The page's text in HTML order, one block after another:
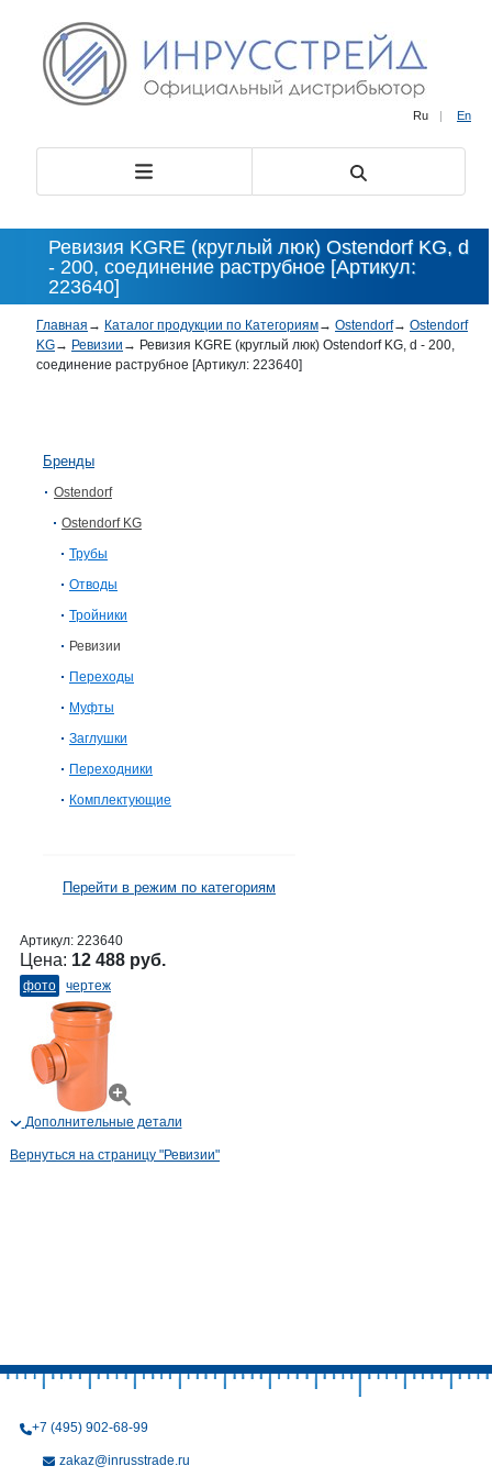
Ru | En
Ревизия KGRE (круглый люк) Ostendorf KG, d
- 200, соединение раструбное [Артикул:
223640]
Главная → Каталог продукции по Категориям→ Ostendorf→ Ostendorf
KG→ Ревизии → Ревизия KGRE (круглый люк) Ostendorf KG, d - 200,
соединение раструбное [Артикул: 223640]
Бренды
Ostendorf
Ostendorf KG
Трубы
Отводы
Тройники
Ревизии
Переходы
Муфты
Заглушки
Переходники
Комплектующие
Перейти в режим по категориям
Артикул: 223640
Цена: 12 488 руб.
фото чертеж
Дополнительные детали
Вернуться на страницу "Ревизии"
+7 (495) 902-68-99
zakaz@inrusstrade.ru